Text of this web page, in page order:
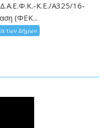
Δ.Α.Ε.Φ.Κ.-Κ.Ε./Α325/16-
(ΦΕΚ...
των Δήμων